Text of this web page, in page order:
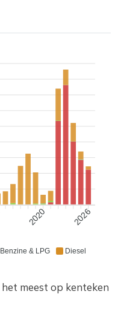
Benzine & LPG Diesel
2020 2026
meest op kenteken